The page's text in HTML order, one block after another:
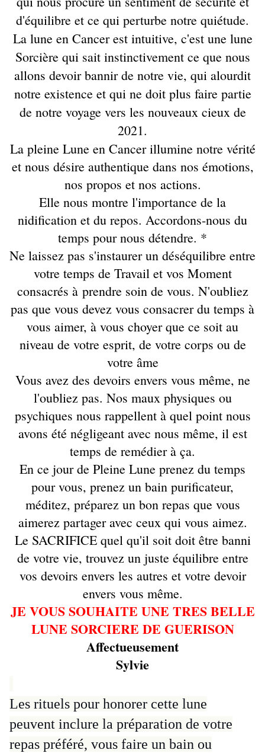
d'équilibre et ce qui perturbe notre quiétude.
La lune en Cancer est intuitive, c'est une lune
Sorcière qui sait instinctivement ce que nous
allons devoir bannir de notre vie, qui alourdit
notre existence et qui ne doit plus faire partie
de notre voyage vers les nouveaux cieux de
2021.
La pleine Lune en Cancer illumine notre vérité
et nous désire authentique dans nos émotions,
nos propos et nos actions.
Elle nous montre l'importance de la
nidification et du repos. Accordons-nous du
temps pour nous détendre. *
Ne laissez pas s'instaurer un déséquilibre entre
votre temps de Travail et vos Moment
consacrés à prendre soin de vous. N'oubliez
pas que vous devez vous consacrer du temps à
vous aimer, à vous choyer que ce soit au
niveau de votre esprit, de votre corps ou de
votre âme
Vous avez des devoirs envers vous même, ne
l'oubliez pas. Nos maux physiques ou
psychiques nous rappellent à quel point nous
avons été négligeant avec nous même, il est
temps de remédier à ça.
En ce jour de Pleine Lune prenez du temps
pour vous, prenez un bain purificateur,
méditez, préparez un bon repas que vous
aimerez partager avec ceux qui vous aimez.
Le SACRIFICE quel qu'il soit doit être banni
de votre vie, trouvez un juste équilibre entre
vos devoirs envers les autres et votre devoir
envers vous même.
JE VOUS SOUHAITE UNE TRES BELLE
LUNE SORCIERE DE GUERISON
Affectueusement
Sylvie
Les rituels pour honorer cette lune
peuvent inclure la préparation de votre
repas préféré, vous faire un bain ou